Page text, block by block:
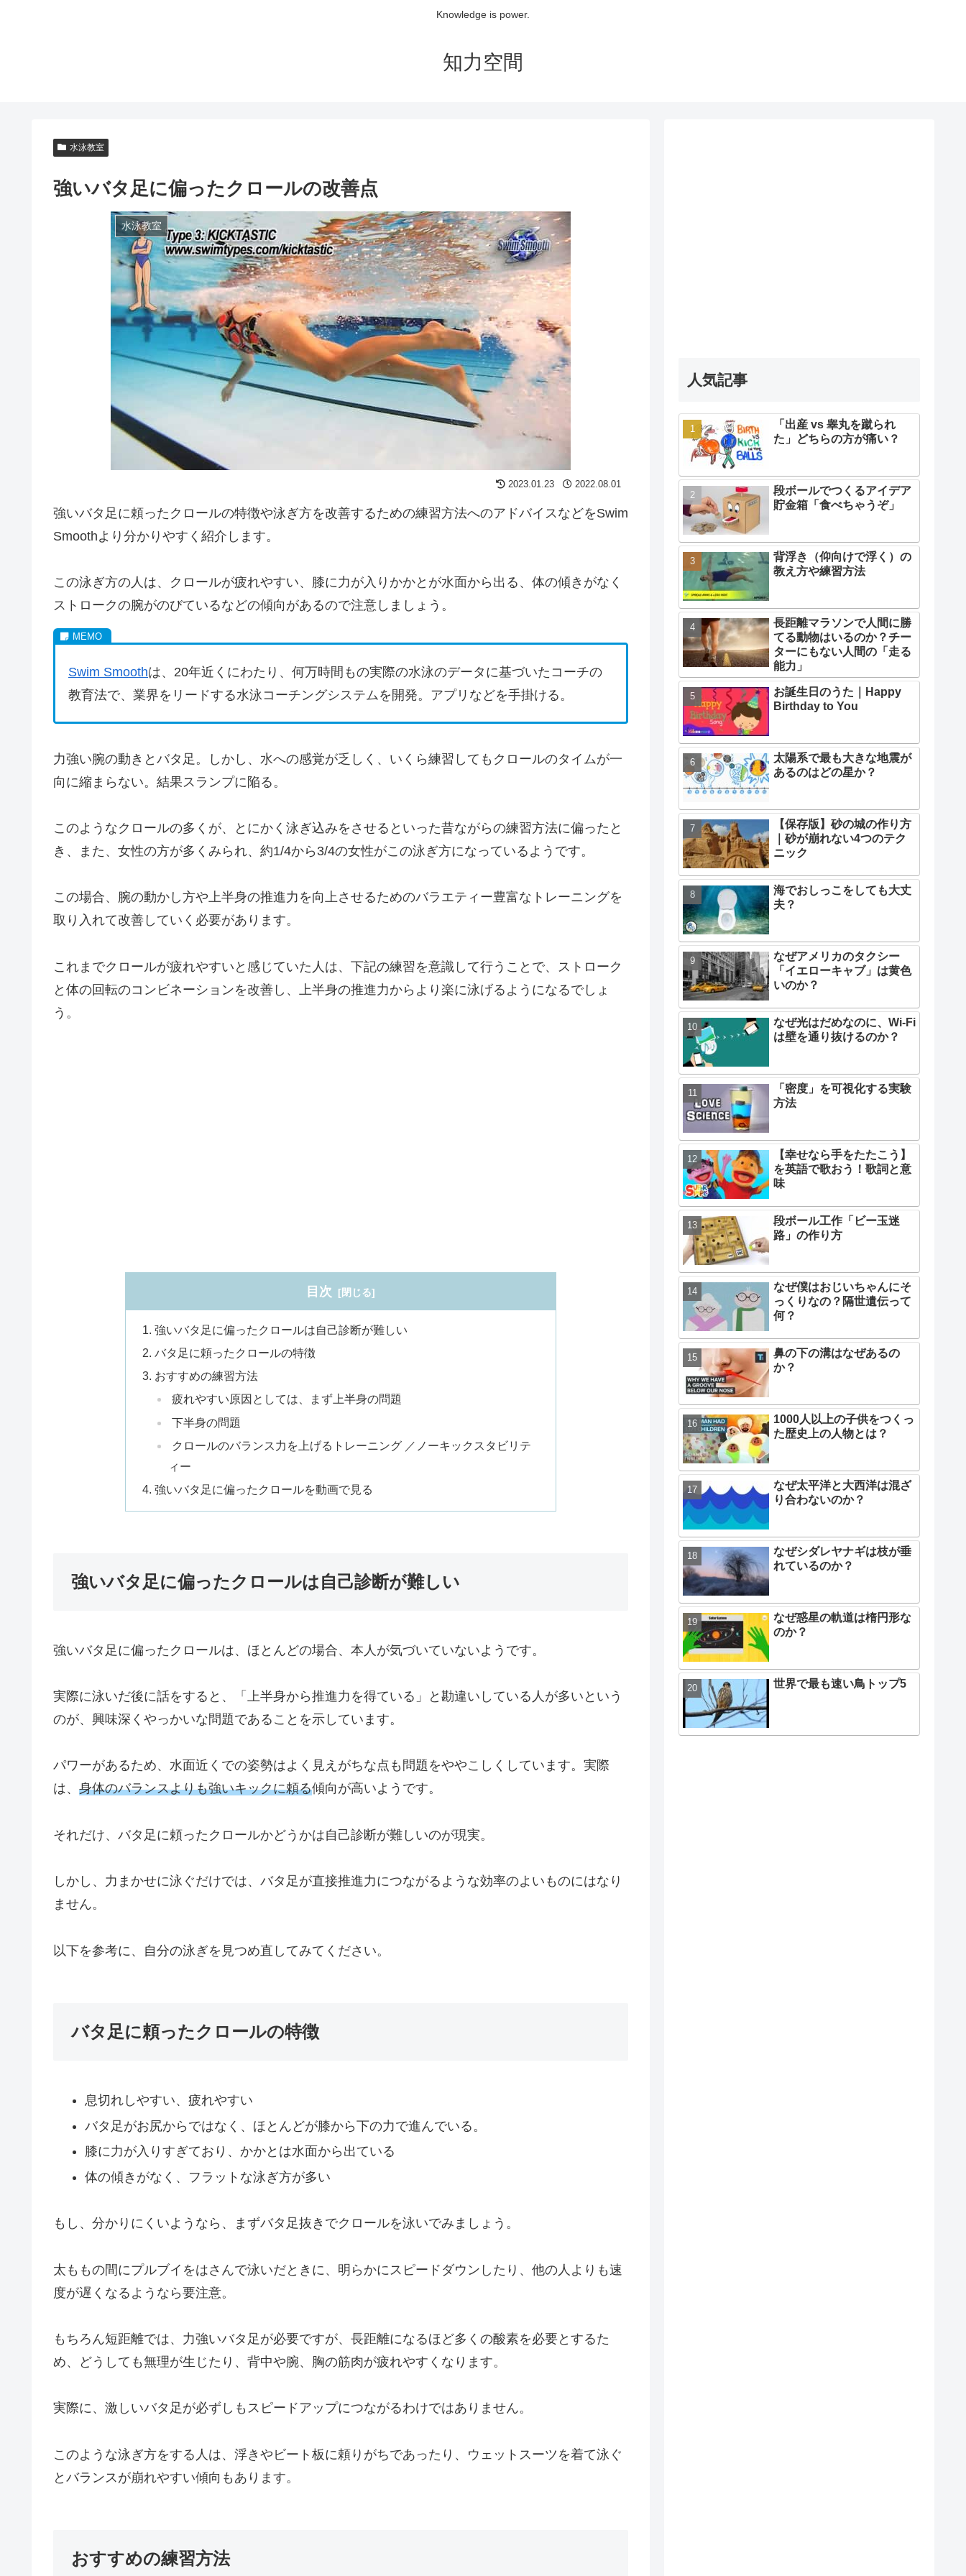
Knowledge is power.
知力空間
水泳教室
強いバタ足に偏ったクロールの改善点
水泳教室
2023.01.23 2022.08.01
強いバタ足に頼ったクロールの特徴や泳ぎ方を改善するための練習方法へのアドバイスなどをSwim
Smoothより分かりやすく紹介します。
この泳ぎ方の人は、クロールが疲れやすい、膝に力が入りかかとが水面から出る、体の傾きがなく
ストロークの腕がのびているなどの傾向があるので注意しましょう。
Swim Smoothは、20年近くにわたり、何万時間もの実際の水泳のデータに基づいたコーチの
教育法で、業界をリードする水泳コーチングシステムを開発。アプリなどを手掛ける。
力強い腕の動きとバタ足。しかし、水への感覚が乏しく、いくら練習してもクロールのタイムが一
向に縮まらない。結果スランプに陥る。
このようなクロールの多くが、とにかく泳ぎ込みをさせるといった昔ながらの練習方法に偏ったと
き、また、女性の方が多くみられ、約1/4から3/4の女性がこの泳ぎ方になっているようです。
この場合、腕の動かし方や上半身の推進力を向上させるためのバラエティー豊富なトレーニングを
取り入れて改善していく必要があります。
これまでクロールが疲れやすいと感じていた人は、下記の練習を意識して行うことで、ストローク
と体の回転のコンビネーションを改善し、上半身の推進力からより楽に泳げるようになるでしょ
う。
目次
強いバタ足に偏ったクロールは自己診断が難しい
バタ足に頼ったクロールの特徴
おすすめの練習方法
疲れやすい原因としては、まず上半身の問題
下半身の問題
クロールのバランス力を上げるトレーニング ／ノーキックスタビリテ
ィー
強いバタ足に偏ったクロールを動画で見る
強いバタ足に偏ったクロールは自己診断が難しい
強いバタ足に偏ったクロールは、ほとんどの場合、本人が気づいていないようです。
実際に泳いだ後に話をすると、「上半身から推進力を得ている」と勘違いしている人が多いという
のが、興味深くやっかいな問題であることを示しています。
パワーがあるため、水面近くでの姿勢はよく見えがちな点も問題をややこしくしています。実際
は、 身体のバランスよりも強いキックに頼る傾向が高いようです。
それだけ、バタ足に頼ったクロールかどうかは自己診断が難しいのが現実。
しかし、力まかせに泳ぐだけでは、バタ足が直接推進力につながるような効率のよいものにはなり
ません。
以下を参考に、自分の泳ぎを見つめ直してみてください。
バタ足に頼ったクロールの特徴
息切れしやすい、疲れやすい
バタ足がお尻からではなく、ほとんどが膝から下の力で進んでいる。
膝に力が入りすぎており、かかとは水面から出ている
体の傾きがなく、フラットな泳ぎ方が多い
もし、分かりにくいようなら、まずバタ足抜きでクロールを泳いでみましょう。
太ももの間にプルブイをはさんで泳いだときに、明らかにスピードダウンしたり、他の人よりも速
度が遅くなるようなら要注意。
もちろん短距離では、力強いバタ足が必要ですが、長距離になるほど多くの酸素を必要とするた
め、どうしても無理が生じたり、背中や腕、胸の筋肉が疲れやすくなります。
実際に、激しいバタ足が必ずしもスピードアップにつながるわけではありません。
このような泳ぎ方をする人は、浮きやビート板に頼りがちであったり、ウェットスーツを着て泳ぐ
とバランスが崩れやすい傾向もあります。
おすすめの練習方法
人気記事
「出産 vs 睾丸を蹴られ
た」どちらの方が痛い？
段ボールでつくるアイデア
貯金箱「食べちゃうぞ」
背浮き（仰向けで浮く）の
教え方や練習方法
長距離マラソンで人間に勝
てる動物はいるのか？チー
ターにもない人間の「走る
能力」
お誕生日のうた｜Happy
Birthday to You
太陽系で最も大きな地震が
あるのはどの星か？
【保存版】砂の城の作り方
｜砂が崩れない4つのテク
ニック
海でおしっこをしても大丈
夫？
なぜアメリカのタクシー
「イエローキャブ」は黄色
いのか？
なぜ光はだめなのに、Wi-Fi
は壁を通り抜けるのか？
「密度」を可視化する実験
方法
【幸せなら手をたたこう】
を英語で歌おう！歌詞と意
味
段ボール工作「ビー玉迷
路」の作り方
なぜ僕はおじいちゃんにそ
っくりなの？隔世遺伝って
何？
鼻の下の溝はなぜあるの
か？
1000人以上の子供をつくっ
た歴史上の人物とは？
なぜ太平洋と大西洋は混ざ
り合わないのか？
なぜシダレヤナギは枝が垂
れているのか？
なぜ惑星の軌道は楕円形な
のか？
世界で最も速い鳥トップ5